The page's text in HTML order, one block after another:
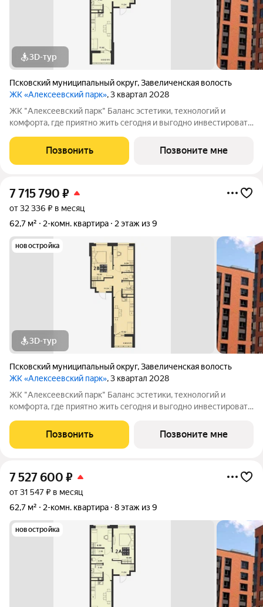
3D-тур
Псковский муниципальный округ,Завеличенская волость
ЖК «Алексеевский парк», 3 квартал 2028
ЖК "Алексеевский парк" Баланс эстетики, технологий и
комфорта, где приятно жить сегодня и выгодно инвестировать
современный проект комфорт класса в развивающемся
районе дальнего Завеличья. Дом выполнен в
Позвонить Позвоните мне
7 715 790 ₽
от 32 336 ₽ в месяц
62,7 м²
2-комн. квартира 2 этаж из 9
новостройка
3D-тур
Псковский муниципальный округ,Завеличенская волость
ЖК «Алексеевский парк», 3 квартал 2028
ЖК "Алексеевский парк" Баланс эстетики, технологий и
комфорта, где приятно жить сегодня и выгодно инвестировать
современный проект комфорт класса в развивающемся
районе дальнего Завеличья. Дом выполнен в
Позвонить Позвоните мне
7 527 600 ₽
от 31 547 ₽ в месяц
62,7 м²
2-комн. квартира 8 этаж из 9
новостройка